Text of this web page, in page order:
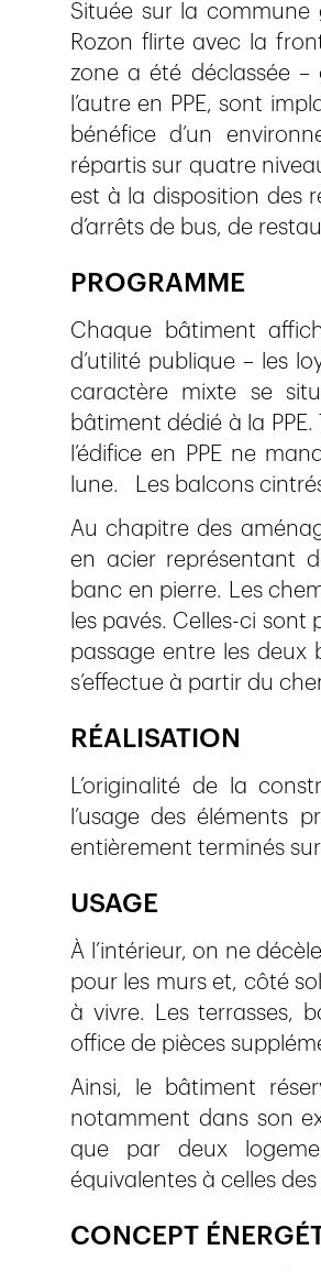
Située sur la commune
Rozon flirte avec la
zone a été déclassée –
l’autre en PPE, sont
bénéfice d’un
répartis sur quatre
est à la disposition des
d’arrêts de bus, de
PROGRAMME
Chaque bâtiment
d’utilité publique – les
caractère mixte se
bâtiment dédié à la
l’édifice en PPE ne
lune. Les balcons
Au chapitre des
en acier représentant
banc en pierre. Les
les pavés. Celles-ci
passage entre les deux
s’effectue à partir du
RÉALISATION
L’originalité de la
l’usage des éléments
entièrement terminés
USAGE
À l’intérieur, on ne
pour les murs et, côté
à vivre. Les terrasses,
office de pièces
Ainsi, le bâtiment
notamment dans son
que par deux
équivalentes à celles
CONCEPT